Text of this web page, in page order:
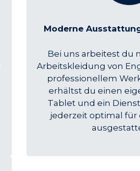
Moderne
Bei uns arbeitest du
Arbeitskleidung von
professionellem
erhältst du einen
Tablet und ein
jederzeit optimal für